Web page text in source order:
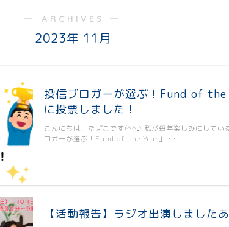
― ARCHIVES ―
2023年 11月
投信ブロガーが選ぶ！Fund of
に投票しました！
こんにちは、たぱこです(^^♪ 私が毎年楽しみにしてい
ロガーが選ぶ！Fund of the Year」 …
【活動報告】ラジオ出演しましたあ